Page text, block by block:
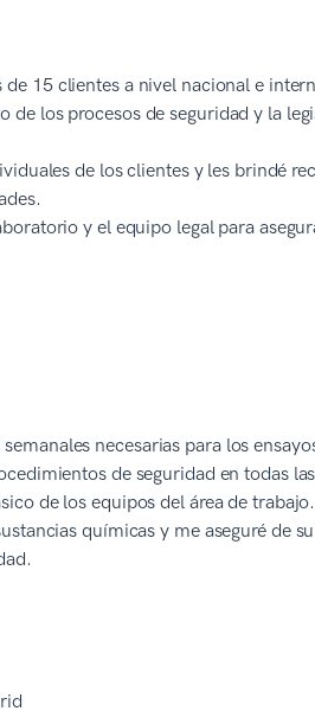
15 clientes a nivel nacional e
de los procesos de seguridad y la
de los clientes y les brindé
y el equipo legal para
necesarias para los
de seguridad en todas
de los equipos del área de trabajo.
químicas y me aseguré de